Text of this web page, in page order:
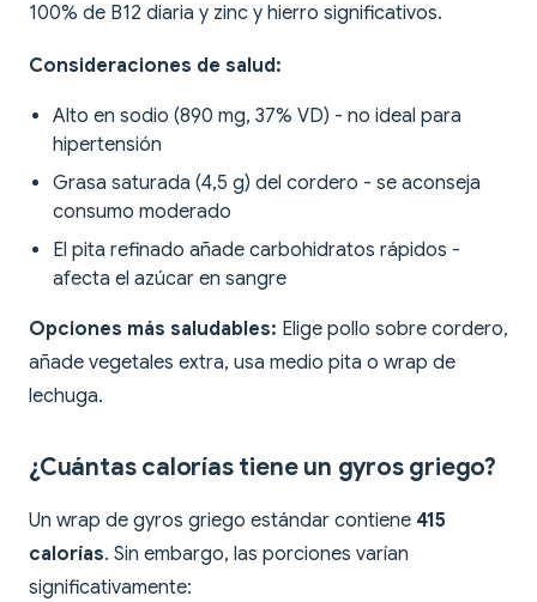
100% de B12 diaria y zinc y hierro significativos.
Consideraciones de salud:
Alto en sodio (890 mg, 37% VD) - no ideal para
hipertensión
Grasa saturada (4,5 g) del cordero - se aconseja
consumo moderado
El pita refinado añade carbohidratos rápidos -
afecta el azúcar en sangre
Opciones más saludables: Elige pollo sobre cordero,
añade vegetales extra, usa medio pita o wrap de
lechuga.
¿Cuántas calorías tiene un gyros griego?
Un wrap de gyros griego estándar contiene 415
calorías. Sin embargo, las porciones varían
significativamente: